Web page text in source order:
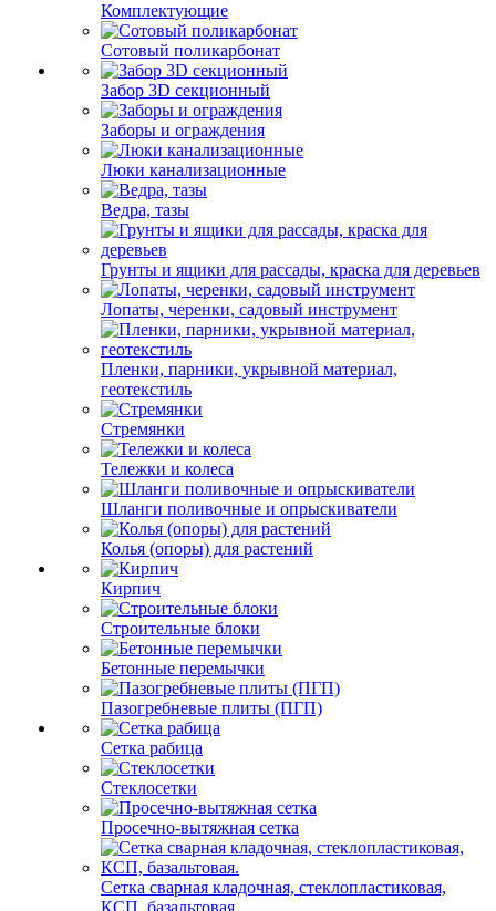
Комплектующие
Сотовый поликарбонат
Забор 3D секционный
Заборы и ограждения
Люки канализационные
Ведра, тазы
Грунты и ящики для рассады, краска для деревьев
Лопаты, черенки, садовый инструмент
Пленки, парники, укрывной материал,
геотекстиль
Стремянки
Тележки и колеса
Шланги поливочные и опрыскиватели
Колья (опоры) для растений
Кирпич
Строительные блоки
Бетонные перемычки
Пазогребневые плиты (ПГП)
Сетка рабица
Стеклосетки
Просечно-вытяжная сетка
Сетка сварная кладочная, стеклопластиковая,
КСП, базальтовая.